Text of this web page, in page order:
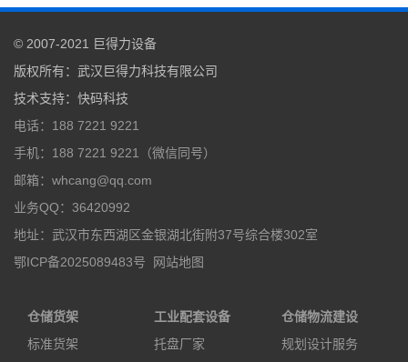
© 2007-2021 巨得力设备
版权所有： 武汉巨得力科技有限公司
技术支持： 快码科技
电话：188 7221 9221
手机：188 7221 9221（微信同号）
邮箱：whcang@qq.com
业务QQ：36420992
地址：武汉市东西湖区金银湖北街附37号综合楼302室
鄂ICP备2025089483号
网站地图
仓储货架
标准货架
工业配套设备
托盘厂家
仓储物流建设
规划设计服务